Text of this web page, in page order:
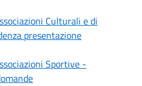
Culturali e di
presentazione
Sportive -